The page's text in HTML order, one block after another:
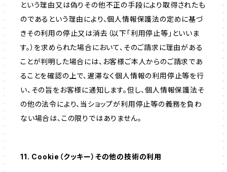
という理由又は偽りその他不正の手段により取得されたも
のであるという理由により、個人情報保護法の定めに基づ
きその利用の停止又は消去（以下「利用停止等」といいま
す。）を求められた場合において、そのご請求に理由がある
ことが判明した場合には、お客様ご本人からのご請求であ
ることを確認の上で、遅滞なく個人情報の利用停止等を行
い、その旨をお客様に通知します。但し、個人情報保護法そ
の他の法令により、当ショップが利用停止等の義務を負わ
ない場合は、この限りではありません。
11. Cookie（クッキー）その他の技術の利用